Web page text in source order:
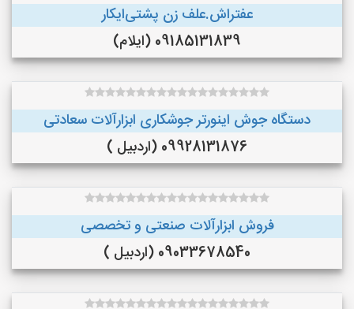
عفتراش.علف زن پشتی‌ایکار
09185131839 (ایلام)
دستگاه جوش اینورتر جوشکاری ابزارآلات سعادتی
09928131876 (اردبیل )
فروش ابزارآلات صنعتی و تخصصی
09033678540 (اردبیل )